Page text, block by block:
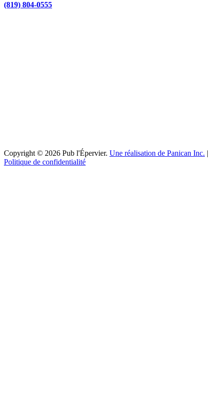
(819) 804-0555
Copyright © 2026 Pub l'Épervier. Une réalisation de Panican Inc. |
Politique de confidentialité